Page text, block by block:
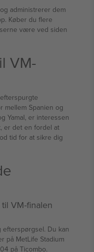
administrerer dem
Køber du flere
være ved siden
VM-
mellem Spanien og
Yamal, er interessen
er det en fordel at
tid for at sikre dig
VM-finalen
Du kan
på MetLife Stadium
på Ticombo.